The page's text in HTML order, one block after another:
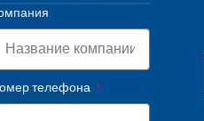
телефона